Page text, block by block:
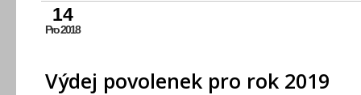
14
Pro 2018
Výdej povolenek pro rok 2019